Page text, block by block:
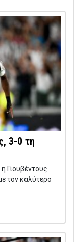
3-0 τη
Γιουβέντους
τον καλύτερο